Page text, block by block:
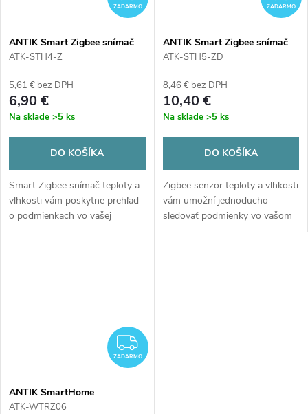
ZADARMO
ANTIK Smart Zigbee snímač
teploty a vlhkosti ATK-STH4-
ATK-STH4-Z
5,61 € bez DPH
6,90 €
Na sklade >5 ks
DO KOŠÍKA
Smart Zigbee snímač teploty a
vlhkosti vám poskytne prehľad
o podmienkach vo vašej
domácnosti priamo v aplikácii
ZADARMO
ANTIK Smart Zigbee snímač
teploty a vlhkosti so svetlom
ATK-STH5-ZD
8,46 € bez DPH
10,40 €
Na sklade >5 ks
DO KOŠÍKA
Zigbee senzor teploty a vlhkosti
vám umožní jednoducho
sledovať podmienky vo vašom
priestore priamo na
ZADARMO
ZADARMO
ANTIK SmartHome
bezkáblový termostat
ATK-WTRZ06